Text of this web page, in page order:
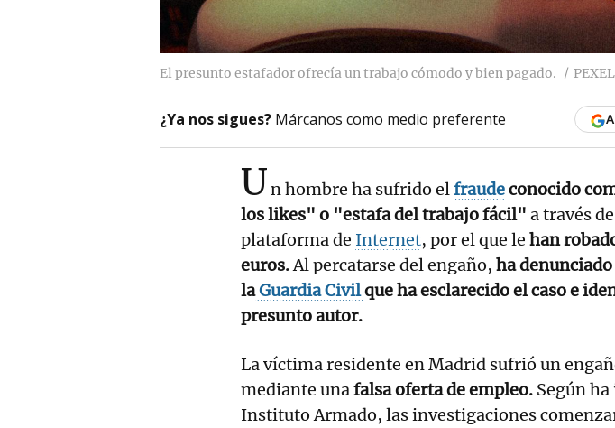
El presunto estafador ofrecía un trabajo cómodo y bien pagado.
¿Ya nos sigues? Márcanos como medio preferente
Un hombre ha sufrido elfraudeconocido
los likes" o "estafa del trabajo fácil" a través
plataforma de Internet, por el que le han
euros.Al percatarse del engaño, ha
laGuardia Civilque ha esclarecido el caso e
presunto autor.
La víctima residente en Madrid sufrió un
mediante unafalsa oferta de empleo. Según
Instituto Armado, las investigaciones